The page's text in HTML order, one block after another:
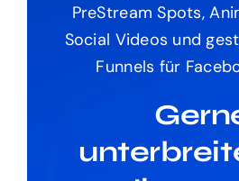
PreStream Spots,
Social Videos und
Funnels für